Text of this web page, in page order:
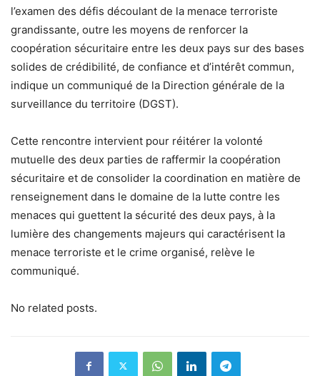
l’examen des défis découlant de la menace terroriste
grandissante, outre les moyens de renforcer la
coopération sécuritaire entre les deux pays sur des bases
solides de crédibilité, de confiance et d’intérêt commun,
indique un communiqué de la Direction générale de la
surveillance du territoire (DGST).
Cette rencontre intervient pour réitérer la volonté
mutuelle des deux parties de raffermir la coopération
sécuritaire et de consolider la coordination en matière de
renseignement dans le domaine de la lutte contre les
menaces qui guettent la sécurité des deux pays, à la
lumière des changements majeurs qui caractérisent la
menace terroriste et le crime organisé, relève le
communiqué.
No related posts.